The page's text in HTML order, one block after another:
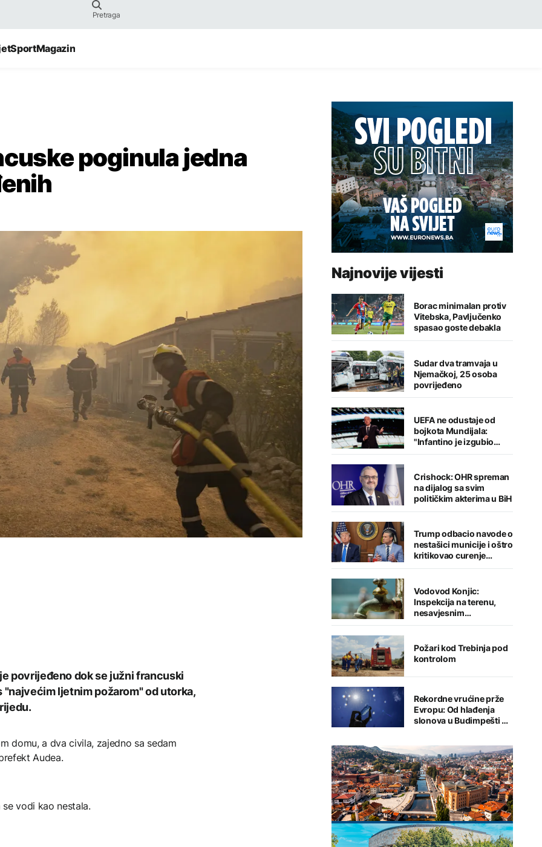
SportMagazin
poginula jedna
povrijeđeno dok se južni francuski
ljetnim požarom" od utorka,
domu, a dva civila, zajedno sa sedam
Audea.
vodi kao nestala.
Najnovije vijesti
Borac minimalan protiv
Vitebska, Pavljučenko
spasao goste debakla
Sudar dva tramvaja u
Njemačkoj, 25 osoba
povrijeđeno
UEFA ne odustaje od
bojkota Mundijala:
"Infantino je izgubio
kredibilitet"
Crishock: OHR spreman
na dijalog sa svim
političkim akterima u BiH
Trump odbacio navode o
nestašici municije i oštro
kritikovao curenje
podataka
Vodovod Konjic:
Inspekcija na terenu,
nesavjesnim
potrošačima prijete
vodosnabdijevanja
Požari kod Trebinja pod
kontrolom
Rekordne vrućine prže
Evropu: Od hlađenja
slonova u Budimpešti do